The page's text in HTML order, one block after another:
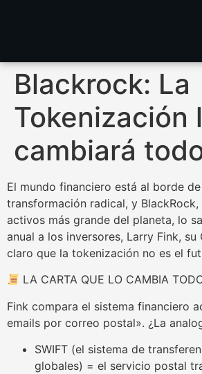
Blackrock: La
Tokenización
cambiará
El mundo financiero está al borde de
transformación radical, y
activos más grande del planeta, lo
anual a los inversores, Larry Fink, su
claro que la tokenización no es el
LA CARTA QUE LO CAMBIA
Fink compara el sistema financiero
emails por correo postal». ¿La
SWIFT (el sistema de
globales) = el servicio postal